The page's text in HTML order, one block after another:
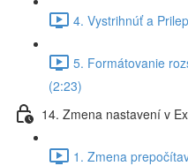
4. Vystrihnúť a
5. Formátovanie
(2:23)
14. Zmena nastavení v
1. Zmena